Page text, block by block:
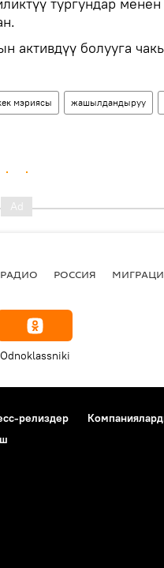
активдүү болууга
мэриясы жашылдандыруу
РАДИО РОССИЯ
Odnoklassniki
релиздер